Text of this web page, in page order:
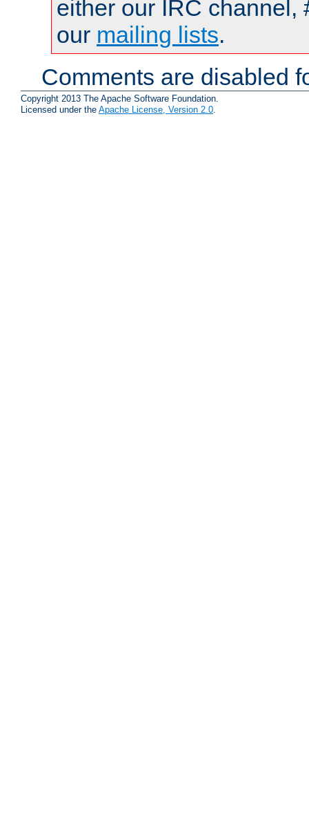
either our IRC channel,
our mailing lists.
Comments are disabled
Copyright 2013 The Apache Software Foundation.
Licensed under the Apache License, Version 2.0